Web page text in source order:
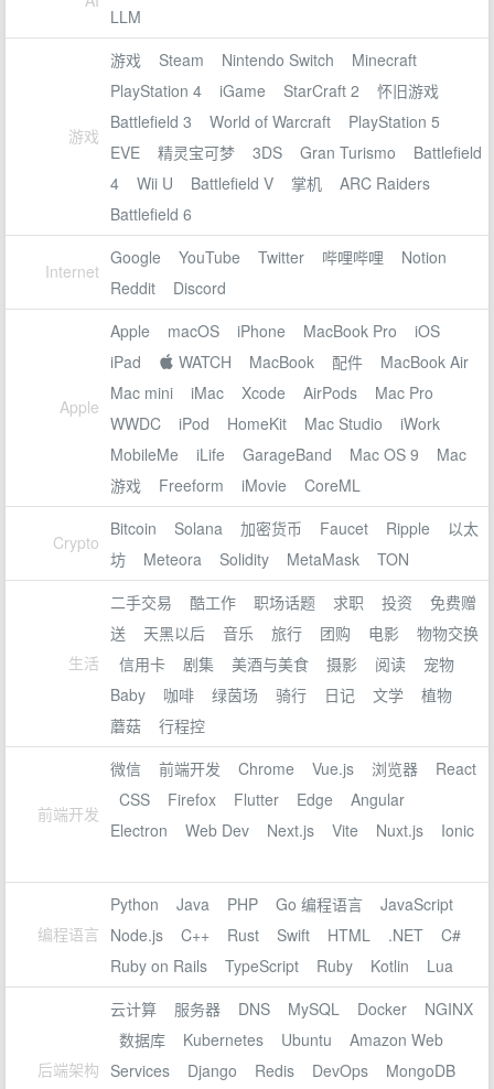
LLM
游戏
游戏 Steam Nintendo Switch
Minecraft
PlayStation 4
iGame StarCraft 2
怀旧游戏
Battlefield 3
World of Warcraft
PlayStation 5
EVE
精灵宝可梦 3DS Gran Turismo
Battlefield
4
Wii U Battlefield V 掌机
ARC Raiders
Battlefield 6
Internet
Google YouTube Twitter 哔哩哔哩
Notion
Reddit
Discord
Apple
Apple macOS iPhone MacBook Pro
iOS
iPad
 WATCH MacBook 配件
MacBook Air
Mac mini
iMac Xcode AirPods
Mac Pro
WWDC
iPod HomeKit Mac Studio
iWork
MobileMe
iLife GarageBand Mac OS 9
Mac
游戏
Freeform iMovie CoreML
Crypto
Bitcoin Solana 加密货币 Faucet Ripple
以太
坊
Meteora Solidity MetaMask TON
生活
二手交易 酷工作 职场话题 求职 投资
免费赠
送
天黑以后 音乐 旅行 团购 电影
物物交换
信用卡
剧集 美酒与美食 摄影 阅读
宠物
Baby
咖啡 绿茵场 骑行 日记 文学
植物
蘑菇
行程控
前端开发
微信 前端开发 Chrome Vue.js 浏览器
React
CSS
Firefox Flutter Edge
Angular
Electron
Web Dev Next.js Vite Nuxt.js Ionic
编程语言
Python Java PHP Go 编程语言
JavaScript
Node.js
C++ Rust Swift HTML .NET
C#
Ruby on Rails
TypeScript Ruby Kotlin Lua
后端架构
云计算 服务器 DNS MySQL Docker
NGINX
数据库
Kubernetes Ubuntu
Amazon Web
Services
Django Redis DevOps MongoDB